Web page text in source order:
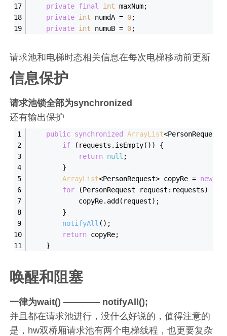
private final int maxNum;
private int numdA = 0;
private int numuB = 0;
请求池和电梯时态相关信息在每次电梯移动前更新
信息保护
请求池锁全部为synchronized
还有输出保护
public synchronized ArrayList
if (requests. isEmpty()) {
return null ;
        }
ArrayList<PersonRequest> copyRe = new
for (PersonRequest request:requests) {
            copyRe.
add (request);
        }
notifyAll ();
return copyRe;
    }
唤醒和阻塞
一律为wait() ———— notifyAll();
并且都在请求池进行，没什么好说的，值得注意的
是，hw双桥厢请求池有两个电梯线程，也更要复杂